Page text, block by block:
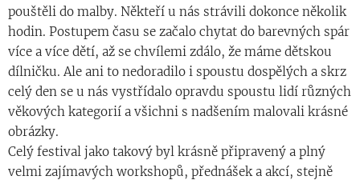
pouštěli do malby. Někteří u nás strávili dokonce několik
hodin. Postupem času se začalo chytat do barevných spár
více a více dětí, až se chvílemi zdálo, že máme dětskou
dílničku. Ale ani to nedoradilo i spoustu dospělých a skrz
celý den se u nás vystřídalo opravdu spoustu lidí různých
věkových kategorií a všichni s nadšením malovali krásné
obrázky.
Celý festival jako takový byl krásně připravený a plný
velmi zajímavých workshopů, přednášek a akcí, stejně